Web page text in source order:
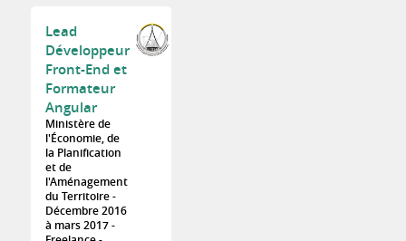
Lead
Développeur
Front-End et
Formateur
Angular
Ministère de
l'Économie, de
la Planification
et de
l'Aménagement
du Territoire
Décembre 2016
à mars 2017